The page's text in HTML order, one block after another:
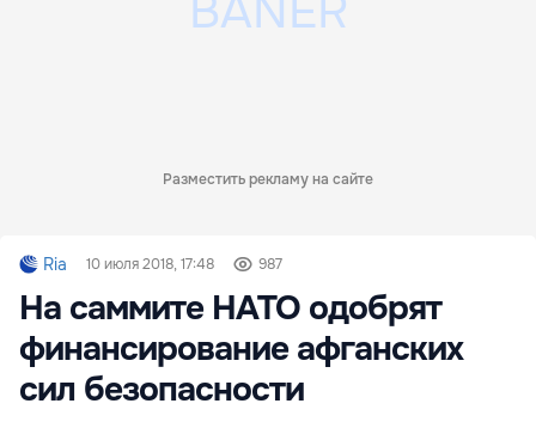
Разместить рекламу на сайте
Ria 10 июля 2018, 17:48 987
На саммите НАТО одобрят
финансирование афганских
сил безопасности